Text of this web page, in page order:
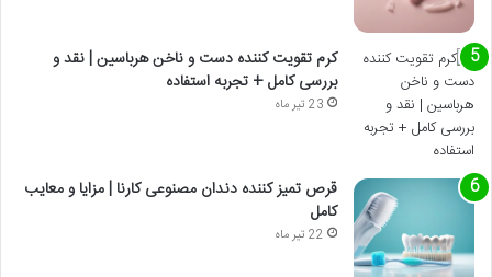
کرم تقویت کننده دست و ناخن هرباسین | نقد و
بررسی کامل + تجربه استفاده
23 تیر ماه
قرص تمیز کننده دندان مصنوعی کارنا | مزایا و معایب
کامل
22 تیر ماه